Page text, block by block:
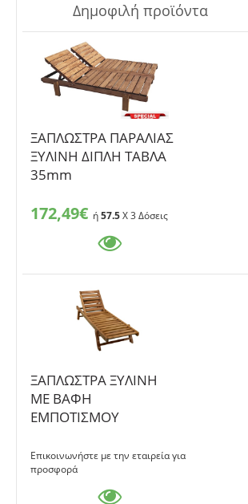
Δημοφιλή προϊόντα
ΞΑΠΛΩΣΤΡΑ ΠΑΡΑΛΙΑΣ
ΞΥΛΙΝΗ ΔΙΠΛΗ ΤΑΒΛΑ
35mm
172,49€ ή57.5X 3 Δόσεις
ΞΑΠΛΩΣΤΡΑ ΞΥΛΙΝΗ
ΜΕ ΒΑΦΗ
ΕΜΠΟΤΙΣΜΟΥ
Επικοινωνήστε με την εταιρεία για
προσφορά